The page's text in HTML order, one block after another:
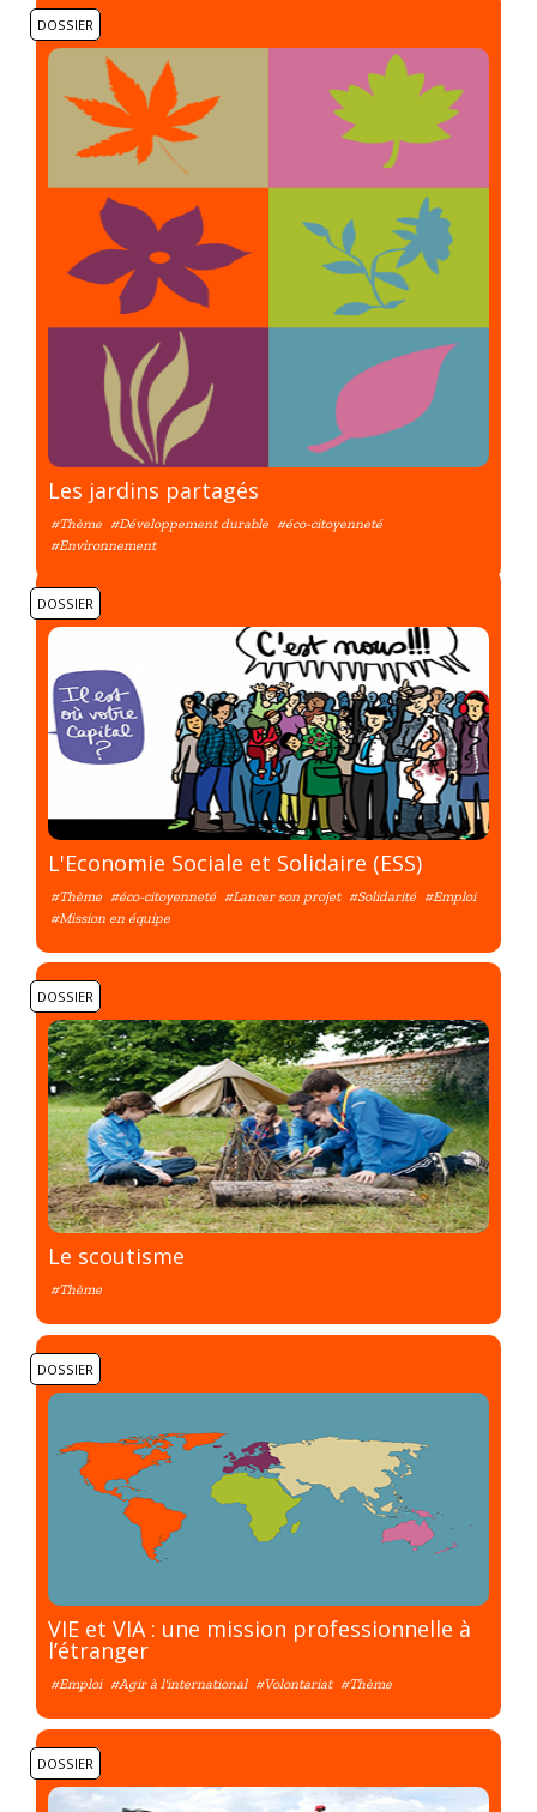
DOSSIER
Les jardins partagés
#Thème #Développement durable #éco-citoyenneté
#Environnement
DOSSIER
L'Economie Sociale et Solidaire (ESS)
#Thème #éco-citoyenneté #Lancer son projet #Solidarité #Emploi
#Mission en équipe
DOSSIER
Le scoutisme
#Thème
DOSSIER
VIE et VIA : une mission professionnelle à
l’étranger
#Emploi #Agir à l'international #Volontariat #Thème
DOSSIER